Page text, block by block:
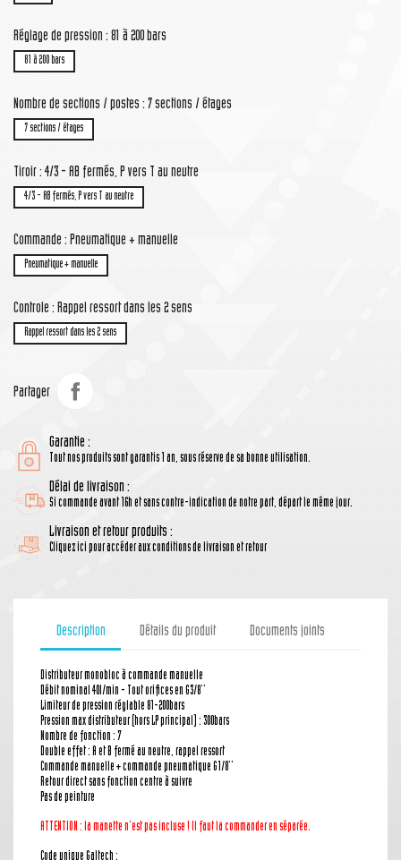
Réglage de pression : 81 à 200 bars
81 à 200 bars
Nombre de sections / postes : 7 sections / étages
7 sections / étages
Tiroir : 4/3 - AB fermés, P vers T au neutre
4/3 - AB fermés, P vers T au neutre
Commande : Pneumatique + manuelle
Pneumatique + manuelle
Controle : Rappel ressort dans les 2 sens
Rappel ressort dans les 2 sens
Partager
Garantie :
Tout nos produits sont garantis 1 an, sous réserve de sa bonne utilisation.
Délai de livraison :
Si commande avant 16h et sans contre-indication de notre part, départ le même jour.
Livraison et retour produits :
Cliquez ici pour accéder aux conditions de livraison et retour
Description Détails du produit Documents joints
Distributeur monobloc à commande manuelle
Débit nominal 40l/min - Tout orifices en G3/8''
Limiteur de pression réglable 81-200bars
Pression max distributeur (hors LP principal) : 300bars
Nombre de fonction : 7
Double effet : A et B fermé au neutre, rappel ressort
Commande manuelle + commande pneumatique G1/8''
Retour direct sans fonction centre à suivre
Pas de peinture
ATTENTION : la manette n'est pas incluse ! Il faut la commander en séparée.
Code unique Galtech :